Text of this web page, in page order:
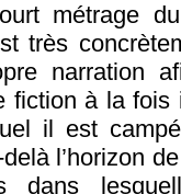
métrage
très
narration
fiction à la fois
il est
l’horizon
dans